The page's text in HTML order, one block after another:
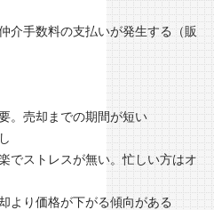
の支払いが発生する（販
売却までの期間が短い
スが無い。忙しい方はオ
り価格が下がる傾向がある